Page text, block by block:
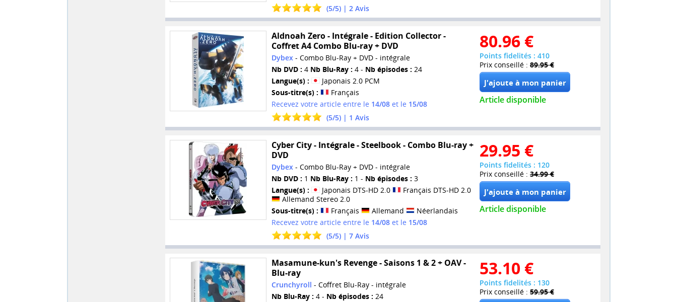
(5/5) | 2Avis
Aldnoah Zero - Intégrale - Edition Collector -
Coffret A4 Combo Blu-ray + DVD
Dybex- Combo Blu-Ray + DVD - intégrale
Nb DVD : 4 Nb Blu-Ray : 4 - Nb épisodes : 24
Langue(s) :
Japonais 2.0 PCM
Sous-titre(s) :
Français
Recevez votre article entre le 14/08et le 15/08
(5/5) | 1 Avis
80.96 €
Points fidelités : 410
Prix conseillé : 89.95 €
Article disponible
Cyber City - Intégrale - Steelbook - Combo Blu-ray +
DVD
Dybex - Combo Blu-Ray + DVD - intégrale
Nb DVD : 1 Nb Blu-Ray : 1 - Nb épisodes : 3
Langue(s) :
Japonais DTS-HD 2.0
Français DTS-HD 2.0
Allemand Stereo 2.0
Sous-titre(s) :
Français Allemand
Néerlandais
Recevez votre article entre le 14/08et le 15/08
(5/5) | 7Avis
29.95 €
Points fidelités : 120
Prix conseillé : 34.99 €
Article disponible
Masamune-kun's Revenge - Saisons 1 & 2 + OAV -
Blu-ray
Crunchyroll - Coffret Blu-Ray - intégrale
Nb Blu-Ray : 4 - Nb épisodes : 24
53.10 €
Points fidelités : 130
Prix conseillé : 59.95 €